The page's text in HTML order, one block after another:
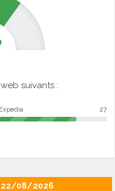
suivants :
Expedia 27
22/08/2026